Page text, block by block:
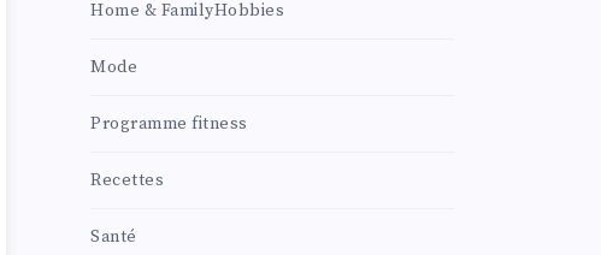
Home & FamilyHobbies
Mode
Programme fitness
Recettes
Santé